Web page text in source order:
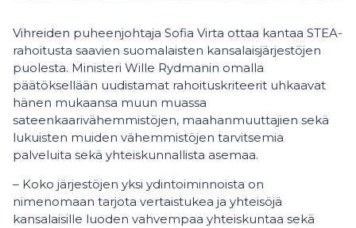
Vihreiden puheenjohtaja Sofia Virta ottaa kantaa STEA-
rahoitusta saavien suomalaisten kansalaisjärjestöjen
puolesta. Ministeri Wille Rydmanin omalla
päätöksellään uudistamat rahoituskriteerit uhkaavat
hänen mukaansa muun muassa
sateenkaarivähemmistöjen, maahanmuuttajien sekä
lukuisten muiden vähemmistöjen tarvitsemia
palveluita sekä yhteiskunnallista asemaa.
– Koko järjestöjen yksi ydintoiminnoista on
nimenomaan tarjota vertaistukea ja yhteisöjä
kansalaisille luoden vahvempaa yhteiskuntaa sekä